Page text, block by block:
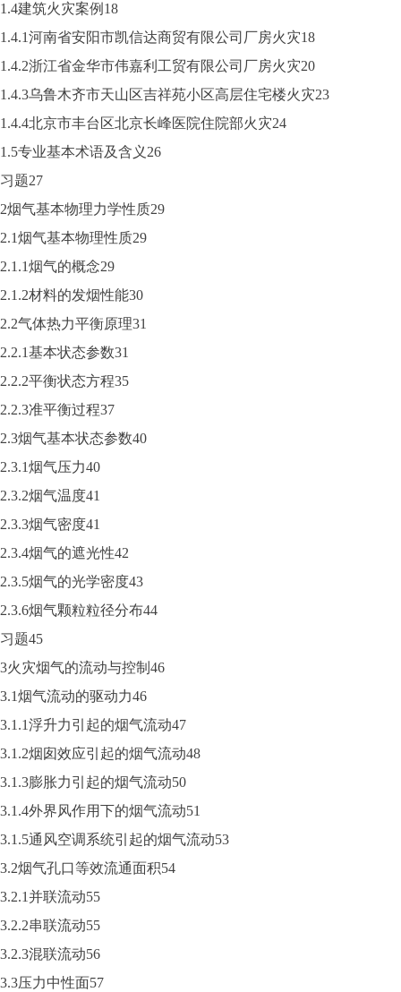
1.4建筑火灾案例18
1.4.1河南省安阳市凯信达商贸有限公司厂房火灾18
1.4.2浙江省金华市伟嘉利工贸有限公司厂房火灾20
1.4.3乌鲁木齐市天山区吉祥苑小区高层住宅楼火灾23
1.4.4北京市丰台区北京长峰医院住院部火灾24
1.5专业基本术语及含义26
习题27
2烟气基本物理力学性质29
2.1烟气基本物理性质29
2.1.1烟气的概念29
2.1.2材料的发烟性能30
2.2气体热力平衡原理31
2.2.1基本状态参数31
2.2.2平衡状态方程35
2.2.3准平衡过程37
2.3烟气基本状态参数40
2.3.1烟气压力40
2.3.2烟气温度41
2.3.3烟气密度41
2.3.4烟气的遮光性42
2.3.5烟气的光学密度43
2.3.6烟气颗粒粒径分布44
习题45
3火灾烟气的流动与控制46
3.1烟气流动的驱动力46
3.1.1浮升力引起的烟气流动47
3.1.2烟囱效应引起的烟气流动48
3.1.3膨胀力引起的烟气流动50
3.1.4外界风作用下的烟气流动51
3.1.5通风空调系统引起的烟气流动53
3.2烟气孔口等效流通面积54
3.2.1并联流动55
3.2.2串联流动55
3.2.3混联流动56
3.3压力中性面57